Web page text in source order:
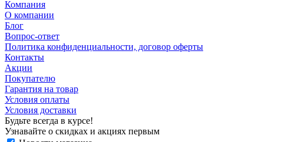
Компания
О компании
Блог
Вопрос-ответ
Политика конфиденциальности, договор оферты
Контакты
Акции
Покупателю
Гарантия на товар
Условия оплаты
Условия доставки
Будьте всегда в курсе!
Узнавайте о скидках и акциях первым